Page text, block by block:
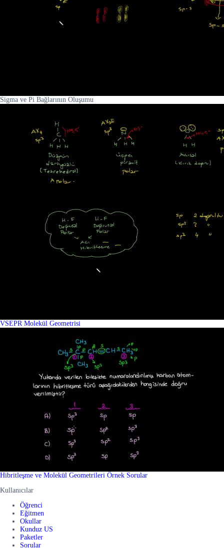
Sigma ve Pi Bağlarının Oluşumu
VSEPR Molekül Geometrisi
Hibritleşme ve Molekül Geometrileri Örnek Sorular
Kullanıcılar
Öğrenci
Eğitmen
Okullar
Kunduz US
Paketler
Sorular